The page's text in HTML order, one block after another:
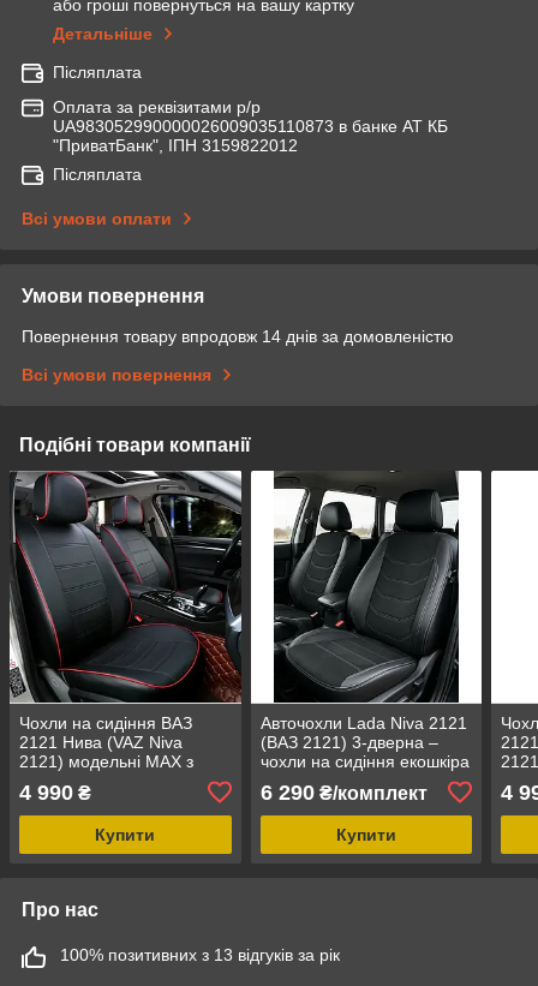
або гроші повернуться на вашу картку
Детальніше
Післяплата
Оплата за реквізитами р/р
UA983052990000026009035110873 в банке АТ КБ
"ПриватБанк", ІПН 3159822012
Післяплата
Всі умови оплати
Умови повернення
Повернення товару впродовж 14 днів за домовленістю
Всі умови повернення
Подібні товари компанії
Чохли на сидіння ВАЗ
2121 Нива (VAZ Niva
2121) модельні MAX з
4 990 ₴
Купити
Авточохли Lada Niva 2121
(ВАЗ 2121) 3-дверна –
чохли на сидіння екошкіра
6 290₴/комплект
Купити
4
Про нас
100% позитивних з 13 відгуків за рік